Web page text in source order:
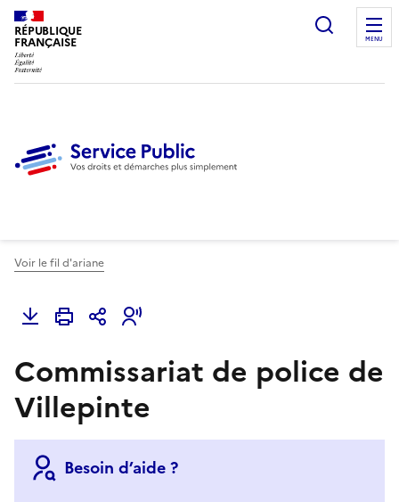
RÉPUBLIQUE
FRANÇAISE
Ouvrir
MENU
Voir le fil d'ariane
Commissariat de police de
Villepinte
Besoin d’aide ?